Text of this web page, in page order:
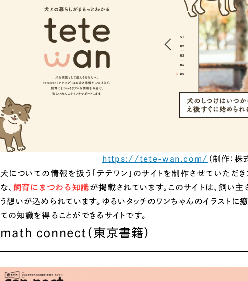
https://tete-wan.com/ （制作：株
犬についての情報を扱う「テテワン」のサイトを制作させていただ
な、 飼育にまつわる知識が掲載されています。このサイトは、飼い
う想いが込められています。ゆるいタッチのワンちゃんのイラストに
ての知識を得ることができるサイトです。
math connect（東京書籍）